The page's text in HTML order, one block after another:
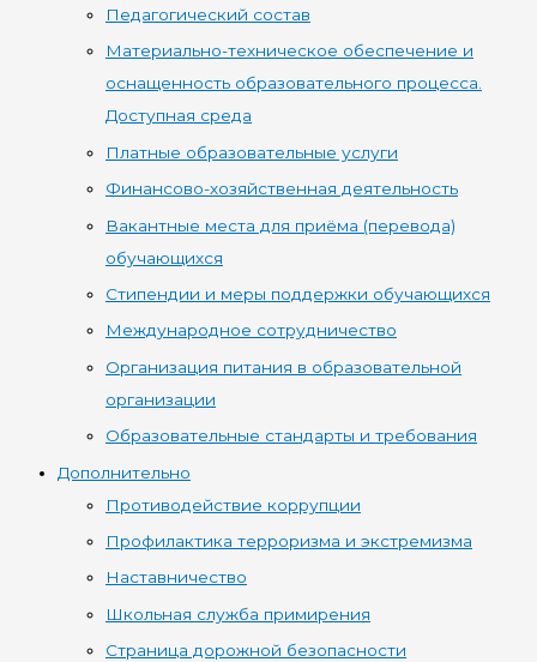
Педагогический состав
Материально-техническое обеспечение и
оснащенность образовательного процесса.
Доступная среда
Платные образовательные услуги
Финансово-хозяйственная деятельность
Вакантные места для приёма (перевода)
обучающихся
Стипендии и меры поддержки обучающихся
Международное сотрудничество
Организация питания в образовательной
организации
Образовательные стандарты и требования
Дополнительно
Противодействие коррупции
Профилактика терроризма и экстремизма
Наставничество
Школьная служба примирения
Страница дорожной безопасности